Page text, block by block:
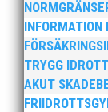
INFORMATION
TRYGG IDROTT
AKUT
2025
elva